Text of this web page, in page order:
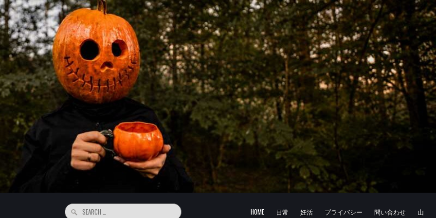
Search
HOME 日常 妊活 プライバシー 問い合わせ 山